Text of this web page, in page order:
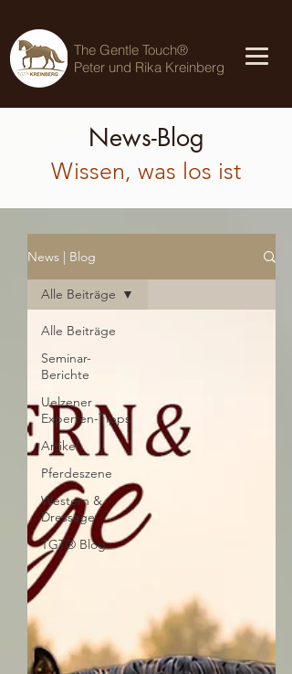
The Gentle Touch®
Peter und Rika Kreinberg
News-Blog
Wissen, was los ist
News | Blog
Alle Beiträge
Seminar-
Berichte
Uelzener
Experten-Tipps
Artikel
Pferdeszene
Western &
Dressage
TGT® Blog
Alle Beiträge